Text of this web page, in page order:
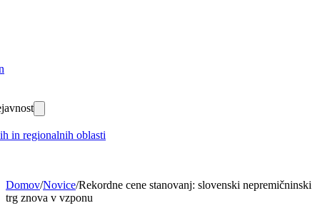
in regionalnih oblasti
Domov/Novice/Rekordne cene stanovanj: slovenski nepremičninski
trg znova v vzponu